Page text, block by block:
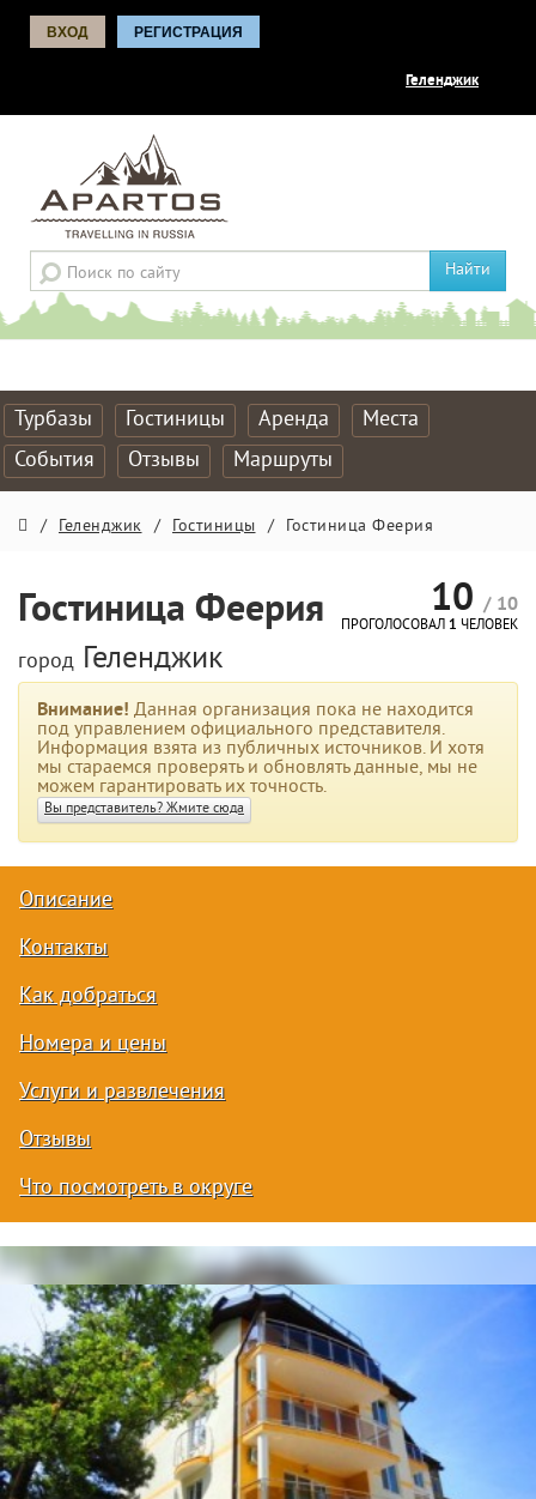
ВХОД РЕГИСТРАЦИЯ
Геленджик
Найти
Турбазы Гостиницы Аренда
Места
События
Отзывы Маршруты
/ Геленджик / Гостиницы / Гостиница Феерия
Гостиница Феерия
город Геленджик
10 / 10
ПРОГОЛОСОВАЛ 1 ЧЕЛОВЕК
Внимание! Данная организация пока не находится
под управлением официального представителя.
Информация взята из публичных источников. И хотя
мы стараемся проверять и обновлять данные, мы не
можем гарантировать их точность.
Вы представитель? Жмите сюда
Описание
Контакты
Как добраться
Номера и цены
Услуги и развлечения
Отзывы
Что посмотреть в округе